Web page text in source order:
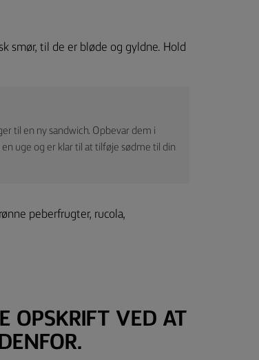
smør, til de er bløde og gyldne. Hold
til en ny sandwich. Opbevar dem i
uge og er klar til at tilføje sødme til din
peberfrugter, rucola,
OPSKRIFT VED AT